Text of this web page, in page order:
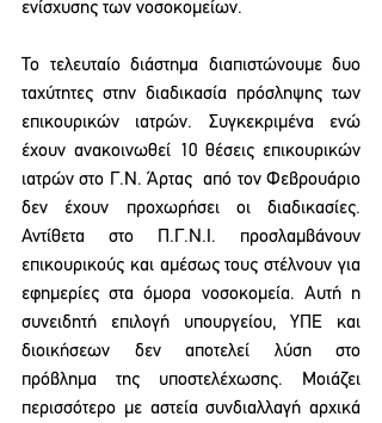
ενίσχυσης των νοσοκομείων.
Το τελευταίο διάστημα διαπιστώνουμε δυο
ταχύτητες στην διαδικασία πρόσληψης των
επικουρικών ιατρών. Συγκεκριμένα ενώ
έχουν ανακοινωθεί 10 θέσεις επικουρικών
ιατρών στο Γ.Ν. Άρτας  από τον Φεβρουάριο
δεν έχουν προχωρήσει οι διαδικασίες.
Αντίθετα στο Π.Γ.Ν.Ι. προσλαμβάνουν
επικουρικούς και αμέσως τους στέλνουν για
εφημερίες στα όμορα νοσοκομεία. Αυτή η
συνειδητή επιλογή υπουργείου, ΥΠΕ και
διοικήσεων δεν αποτελεί λύση στο
πρόβλημα της υποστελέχωσης. Μοιάζει
περισσότερο με αστεία συνδιαλλαγή αρχικά